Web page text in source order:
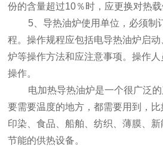
份的含量超过10％时，应更换对热载
5、导热油炉使用单位，必须制
程。操作规程应包括电导热油炉启
炉等操作方法和应注意事项。操作
操作。
电加热导热油炉是一个很广泛
要需要温度的地方，都需要用到，比
印染、食品、船舶、纺织、薄膜、
节能的供热设备。